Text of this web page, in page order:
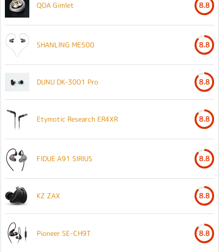
QOA Gimlet 8.8
SHANLING ME500 8.8
DUNU DK-3001 Pro 8.8
Etymotic Research ER4XR 8.8
FIDUE A91 SIRIUS 8.8
KZ ZAX 8.8
Pioneer SE-CH9T 8.8